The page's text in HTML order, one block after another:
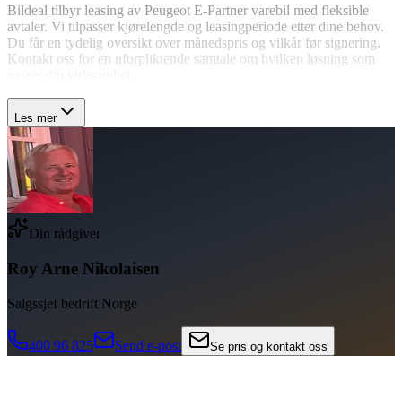
Bildeal tilbyr leasing av Peugeot E-Partner varebil med fleksible
avtaler. Vi tilpasser kjørelengde og leasingperiode etter dine behov.
Du får en tydelig oversikt over månedspris og vilkår før signering.
Kontakt oss for en uforpliktende samtale om hvilken løsning som
Les mer
Din rådgiver
Roy Arne Nikolaisen
Salgssjef bedrift Norge
400 96 825 Send e-post Se pris og kontakt oss